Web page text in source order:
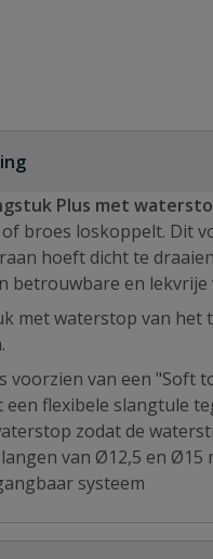
Plus met
broes loskoppelt. Dit
hoeft dicht te
betrouwbare en
met waterstop van
voorzien van een "Soft
een flexibele slangtule
zodat de
van Ø12,5 en Ø15
systeem